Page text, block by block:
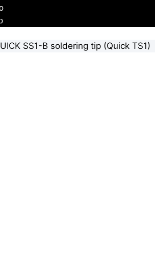
SS1-B soldering tip (Quick TS1)